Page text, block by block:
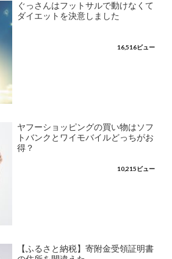
ぐっさんはフットサルで動けなくて
ダイエットを決意しました
16,516ビュー
ヤフーショッピングの買い物はソフ
トバンクとワイモバイルどっちがお
得？
10,215ビュー
【ふるさと納税】寄附金受領証明書